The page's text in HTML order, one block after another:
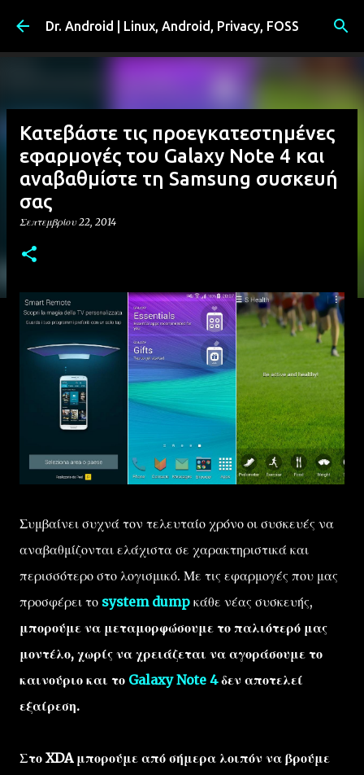
Μετάβαση στο κύριο περιεχόμενο
Dr. Android | Linux, Android, Privacy, FOSS
Κατεβάστε τις προεγκατεστημένες
εφαρμογές του Galaxy Note 4 και
αναβαθμίστε τη Samsung συσκευή
σας
Σεπτεμβρίου 22, 2014
Συμβαίνει συχνά τον τελευταίο χρόνο οι συσκευές να
αναβαθμίζονται ελάχιστα σε χαρακτηριστικά και
περισσότερο στο λογισμικό. Με τις εφαρμογές που μας
προσφέρει το system dump κάθε νέας συσκευής,
μπορούμε να μεταμορφώσουμε το παλιότερό μας
μοντέλο, χωρίς να χρειάζεται να αγοράσουμε το
καινούριο και το Galaxy Note 4δεν αποτελεί
εξαίρεση.
Στο XDA μπορούμε από σήμερα λοιπόν να βρούμε